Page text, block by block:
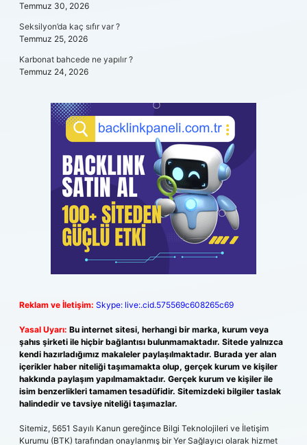
Temmuz 30, 2026
Seksilyon’da kaç sıfır var ?
Temmuz 25, 2026
Karbonat bahcede ne yapılır ?
Temmuz 24, 2026
Reklam ve İletişim: Skype: live:.cid.575569c608265c69
Yasal Uyarı: Bu internet sitesi, herhangi bir marka, kurum veya
şahıs şirketi ile hiçbir bağlantısı bulunmamaktadır. Sitede yalnızca
kendi hazırladığımız makaleler paylaşılmaktadır. Burada yer alan
içerikler haber niteliği taşımamakta olup, gerçek kurum ve kişiler
hakkında paylaşım yapılmamaktadır. Gerçek kurum ve kişiler ile
isim benzerlikleri tamamen tesadüfidir. Sitemizdeki bilgiler taslak
halindedir ve tavsiye niteliği taşımazlar.
Sitemiz, 5651 Sayılı Kanun gereğince Bilgi Teknolojileri ve İletişim
Kurumu (BTK) tarafından onaylanmış bir Yer Sağlayıcı olarak hizmet